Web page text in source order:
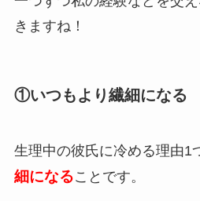
きますね！
①いつもより繊細になる
生理中の彼氏に冷める理由1
細になることです。